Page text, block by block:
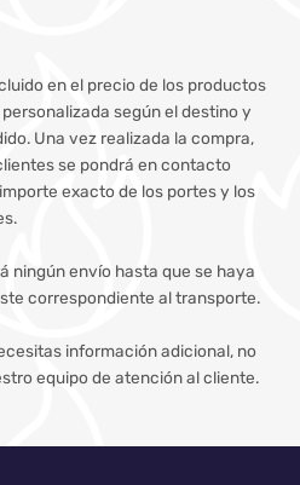
en el precio de los productos
según el destino y
Una vez realizada la compra,
se pondrá en contacto
exacto de los portes y los
ningún envío hasta que se haya
correspondiente al transporte.
información adicional, no
equipo de atención al cliente.